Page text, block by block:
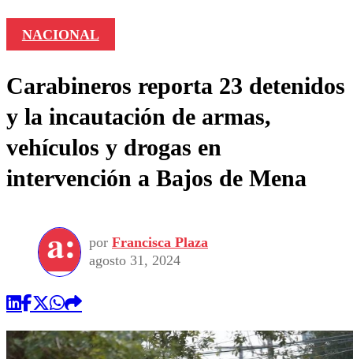
NACIONAL
Carabineros reporta 23 detenidos
y la incautación de armas,
vehículos y drogas en
intervención a Bajos de Mena
por Francisca Plaza
agosto 31, 2024